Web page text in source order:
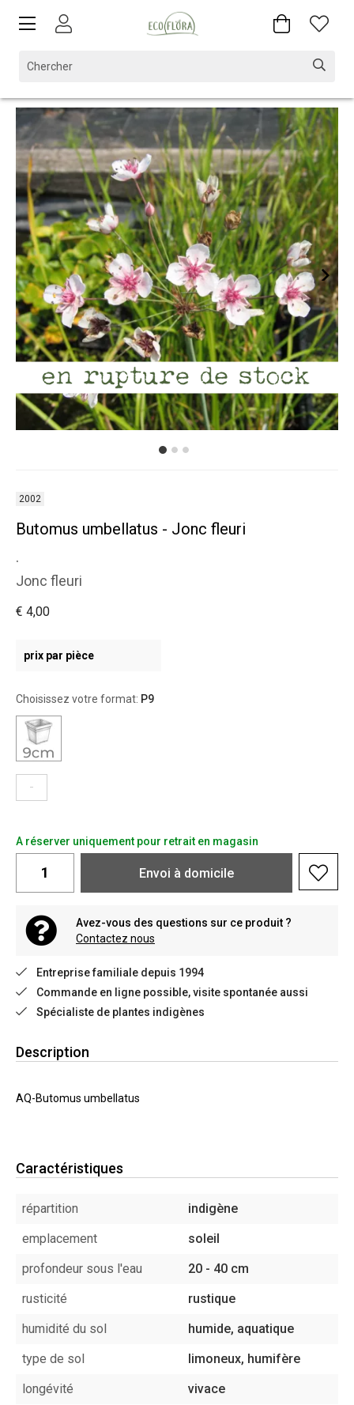
2002
Butomus umbellatus - Jonc fleuri
.
Jonc fleuri
€ 4,00
prix par pièce
Choisissez votre format: P9
-
A réserver uniquement pour retrait en magasin
Envoi à domicile
Avez-vous des questions sur ce produit ?
Contactez nous
Entreprise familiale depuis 1994
Commande en ligne possible, visite spontanée aussi
Spécialiste de plantes indigènes
Description
AQ-Butomus umbellatus
Caractéristiques
répartition
indigène
emplacement
soleil
profondeur sous l'eau
20 - 40 cm
rusticité
rustique
humidité du sol
humide, aquatique
type de sol
limoneux, humifère
longévité
vivace